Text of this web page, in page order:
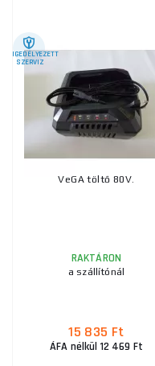
ENGEDÉLYEZETT
SZERVIZ
VeGA töltő 80V.
RAKTÁRON
a szállítónál
15 835 Ft
ÁFA nélkül 12 469 Ft